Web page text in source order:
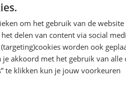
bij ACSI. Ze kwam
Mét een vast contract
medewerker videocontent.
is heel
om het gebruik van de website
delen van content via social
worden ook
je akkoord met het gebruik van alle
te klikken kun je jouw voorkeuren